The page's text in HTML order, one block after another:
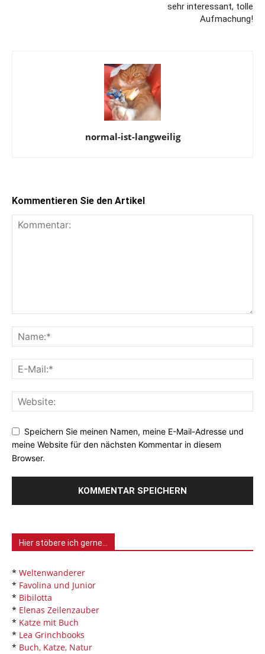
sehr interessant, tolle
Aufmachung!
normal-ist-langweilig
Kommentieren Sie den Artikel
Speichern Sie meinen Namen, meine E-Mail-Adresse und
meine Website für den nächsten Kommentar in diesem
Browser.
Hier stöbere ich gerne…
* Weltenwanderer
* Favolina und Junior
* Bibilotta
* Elenas Zeilenzauber
* Katze mit Buch
* Lea Grinchbooks
* Buch, Katze, Natur